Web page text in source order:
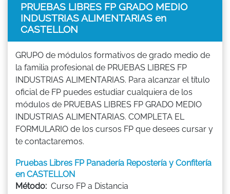
PRUEBAS LIBRES FP GRADO MEDIO
INDUSTRIAS ALIMENTARIAS en
CASTELLON
GRUPO de módulos formativos de grado medio de
la familia profesional de PRUEBAS LIBRES FP
INDUSTRIAS ALIMENTARIAS. Para alcanzar el título
oficial de FP puedes estudiar cualquiera de los
módulos de PRUEBAS LIBRES FP GRADO MEDIO
INDUSTRIAS ALIMENTARIAS. COMPLETA EL
FORMULARIO de los cursos FP que desees cursar y
te contactaremos.
Pruebas Libres FP Panadería Repostería y Confitería
en CASTELLON
Método: Curso FP a Distancia